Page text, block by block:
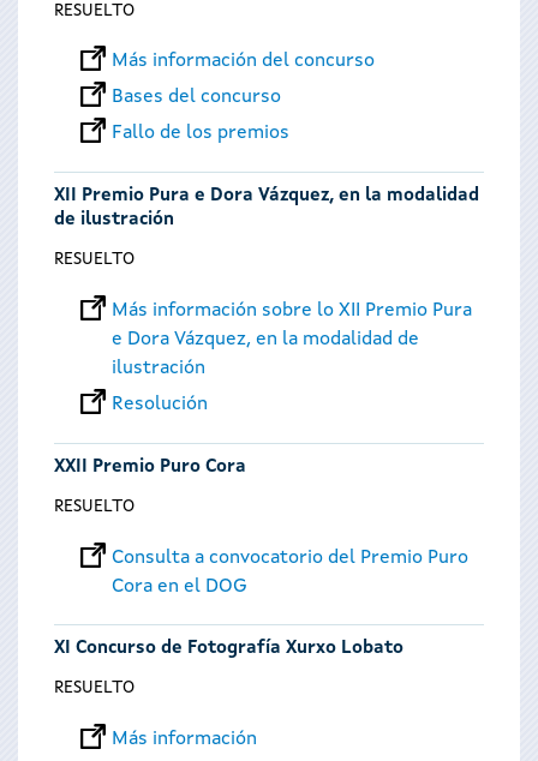
RESUELTO
Más información del concurso
Bases del concurso
Fallo de los premios
XII Premio Pura e Dora Vázquez, en la modalidad
de ilustración
RESUELTO
Más información sobre lo XII Premio Pura
e Dora Vázquez, en la modalidad de
ilustración
Resolución
XXII Premio Puro Cora
RESUELTO
Consulta a convocatorio del Premio Puro
Cora en el DOG
XI Concurso de Fotografía Xurxo Lobato
RESUELTO
Más información